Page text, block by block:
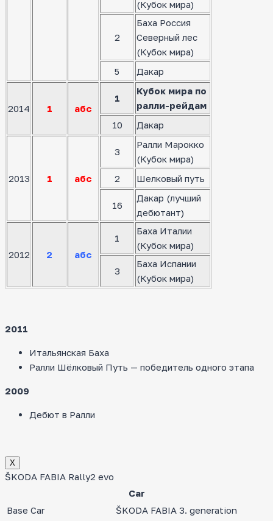
(Кубок мира)
2
Баха Россия
Северный лес
(Кубок мира)
5
Дакар
2014 1 абс
1
Кубок мира по
ралли-рейдам
10
Дакар
2013 1 абс
3
Ралли Марокко
(Кубок мира)
2
Шелковый путь
16
Дакар (лучший
дебютант)
2012 2 абс
1
Баха Италии
(Кубок мира)
3
Баха Испании
(Кубок мира)
2011
Итальянская Баха
Ралли Шёлковый Путь — победитель одного этапа
2009
Дебют в Ралли
Х
ŠKODA FABIA Rally2 evo
Car
Base Car
ŠKODA FABIA 3. generation